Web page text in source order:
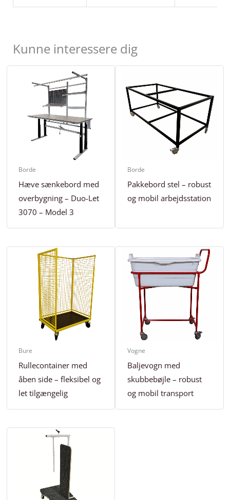
Kunne interessere dig
Borde
Hæve sænkebord med
overbygning – Duo-Let
3070 – Model 3
Borde
Pakkebord stel – robust
og mobil arbejdsstation
Bure
Rullecontainer med
åben side – fleksibel og
let tilgængelig
Vogne
Baljevogn med
skubbebøjle – robust
og mobil transport